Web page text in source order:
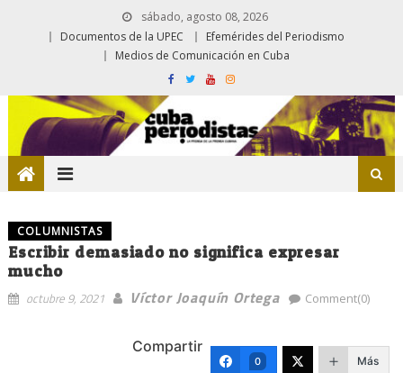
sábado, agosto 08, 2026
Documentos de la UPEC
Efemérides del Periodismo
Medios de Comunicación en Cuba
COLUMNISTAS
Escribir demasiado no significa expresar
mucho
octubre 9, 2021 Víctor Joaquín Ortega Comment(0)
Compartir
0 Más